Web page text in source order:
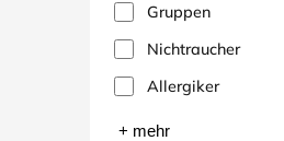
Gruppen
Nichtraucher
Allergiker
+ mehr